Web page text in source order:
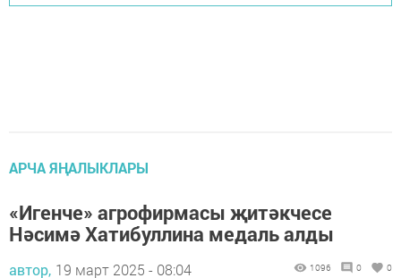
АРЧА ЯҢАЛЫКЛАРЫ
«Игенче» агрофирмасы җитәкчесе
Нәсимә Хатибуллина медаль алды
автор, 19 март 2025 - 08:04 1096 0 0